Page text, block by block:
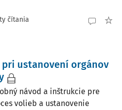
čítania
ustanovení orgánov
návod a inštrukcie pre
volieb a ustanovenie